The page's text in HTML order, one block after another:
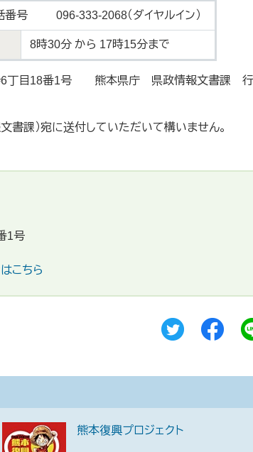
号 096-333-2068（ダイヤルイン）
8時30分 から 17時15分まで
丁目18番1号 熊本県庁 県政情報文書課 行
書課）宛に送付していただいて構いません。
1号
こちら
熊本復興プロジェクト